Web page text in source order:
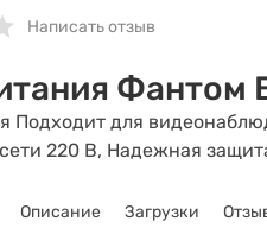
Написать отзыв
Фантом
Подходит для
220 В, Надежная
Описание Загрузки